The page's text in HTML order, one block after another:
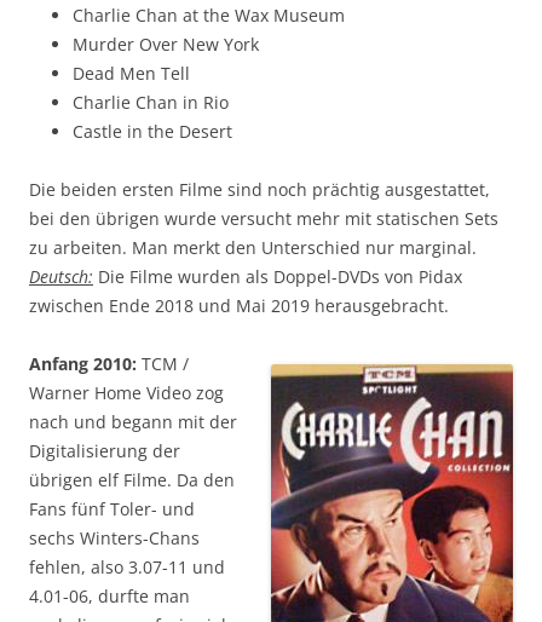
Charlie Chan at the Wax Museum
Murder Over New York
Dead Men Tell
Charlie Chan in Rio
Castle in the Desert
Die beiden ersten Filme sind noch prächtig ausgestattet,
bei den übrigen wurde versucht mehr mit statischen Sets
zu arbeiten. Man merkt den Unterschied nur marginal.
Deutsch: Die Filme wurden als Doppel-DVDs von Pidax
zwischen Ende 2018 und Mai 2019 herausgebracht.
Anfang 2010: TCM /
Warner Home Video zog
nach und begann mit der
Digitalisierung der
übrigen elf Filme. Da den
Fans fünf Toler- und
sechs Winters-Chans
fehlen, also 3.07-11 und
4.01-06, durfte man